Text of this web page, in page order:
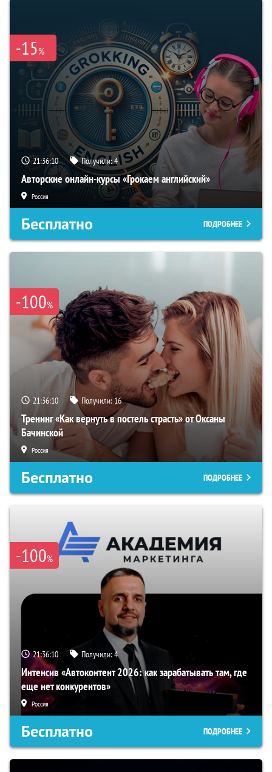
-15%
21:36:09 Получили:4
Авторские онлайн-курсы «Грокаем английский»
Россия
Бесплатно ПОДРОБНЕЕ
-100%
21:36:09 Получили:16
Тренинг «Как вернуть в постель страсть» от Оксаны
Бачинской
Россия
Бесплатно ПОДРОБНЕЕ
-100%
21:36:09 Получили:4
Интенсив «Автоконтент 2026: как зарабатывать там, где
еще нет конкурентов»
Россия
Бесплатно ПОДРОБНЕЕ